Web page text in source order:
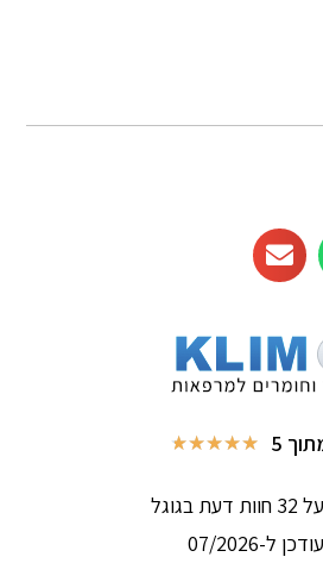
★
★
★
★
★
ל-07/2026